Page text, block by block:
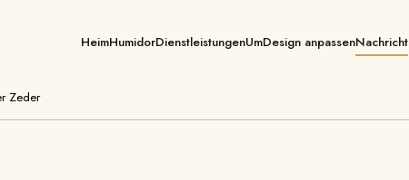
HeimHumidor
Zigarrenschrank
DienstleistungenUmDesign anpassenNachricht
Zeder